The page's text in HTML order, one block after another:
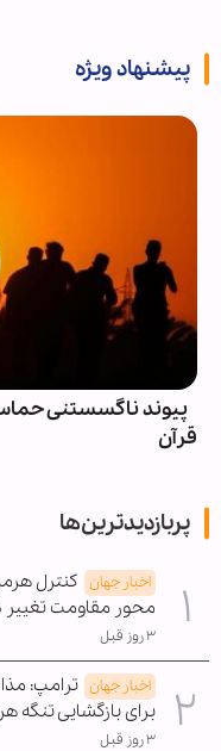
پیشنهاد ویژه
پیوند ناگسستنی
قرآن
پربازدیدترین‌ها
اخبار جهان کنترل
محور مقاومت تغییر
۳ روز قبل
اخبار جهان ترامپ:
برای بازگشایی تنگه
۳ روز قبل